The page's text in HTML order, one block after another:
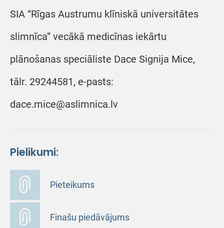
SIA “Rīgas Austrumu klīniskā universitātes
slimnīca” vecākā medicīnas iekārtu
plānošanas speciāliste Dace Signija Mice,
tālr. 29244581, e-pasts:
dace.mice@aslimnica.lv
Pielikumi:
Pieteikums
Finašu piedāvājums